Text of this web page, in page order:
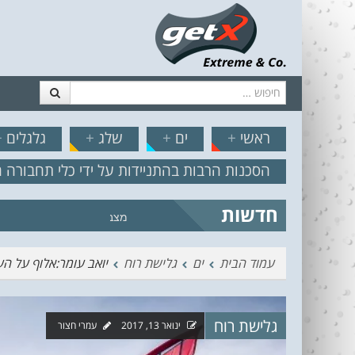
חיפוש
// תפריט
דלג לתוכן
ראשי + ים + שלג + גלגלים
הסכנות הרבות בהתניידות על ידי כלי
חדשות מצב הים והרוח – תחזית גלים
עמוד הבית ים גלישת רוח יואב עומר:אלוף על
גלישת רוח ינואר 13, 2017 עמרי חצור